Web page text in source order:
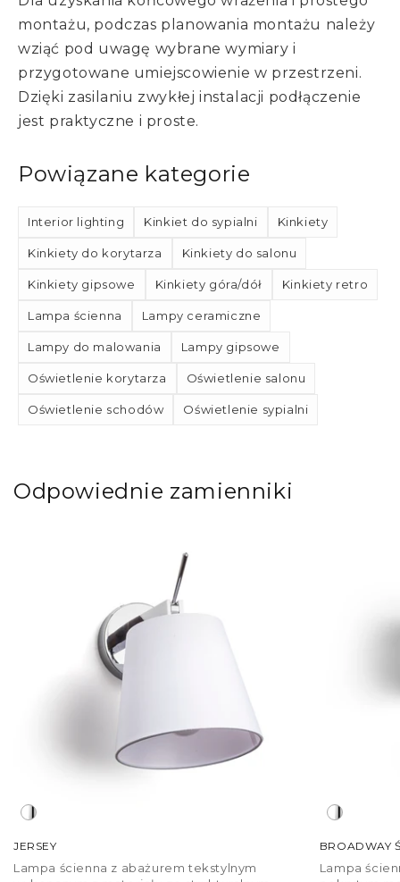
montażu, podczas planowania montażu należy
wziąć pod uwagę wybrane wymiary i
przygotowane umiejscowienie w przestrzeni.
Dzięki zasilaniu zwykłej instalacji podłączenie
jest praktyczne i proste.
Powiązane kategorie
Interior lighting Kinkiet do sypialni Kinkiety
Kinkiety do korytarza Kinkiety do salonu
Kinkiety gipsowe Kinkiety góra/dół Kinkiety retro
Lampa ścienna Lampy ceramiczne
Lampy do malowania Lampy gipsowe
Oświetlenie korytarza Oświetlenie salonu
Oświetlenie schodów Oświetlenie sypialni
Odpowiednie zamienniki
JERSEY
Lampa ścienna z abażurem tekstylnym
BROADWAY
Lampa